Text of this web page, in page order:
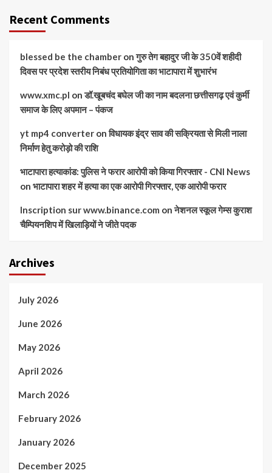
Recent Comments
blessed be the chamber onगुरु तेग बहादुर जी के 350वें शहीदी
दिवस पर प्रदेश स्तरीय निबंध प्रतियोगिता का भाटापारा में शुभारंभ
www.xmc.pl onडॉ.खूबचंद बघेल जी का नाम बदलना छत्तीसगढ़ एवं कुर्मी
समाज के लिए अपमान – पंकज
yt mp4 converter onविधायक इंद्र साव की सक्रियता से मिली नाला
निर्माण हेतु करोड़ो की राशि
भाटापारा हत्याकांड: पुलिस ने फरार आरोपी को किया गिरफ्तार - CNI News
on भाटापारा शहर में हत्या का एक आरोपी गिरफ्तार, एक आरोपी फरार
Inscription sur www.binance.com onनेशनल स्कूल गेम्स कुराश
चैम्पियनशिप में खिलाड़ियों ने जीते पदक
Archives
July 2026
June 2026
May 2026
April 2026
March 2026
February 2026
January 2026
December 2025